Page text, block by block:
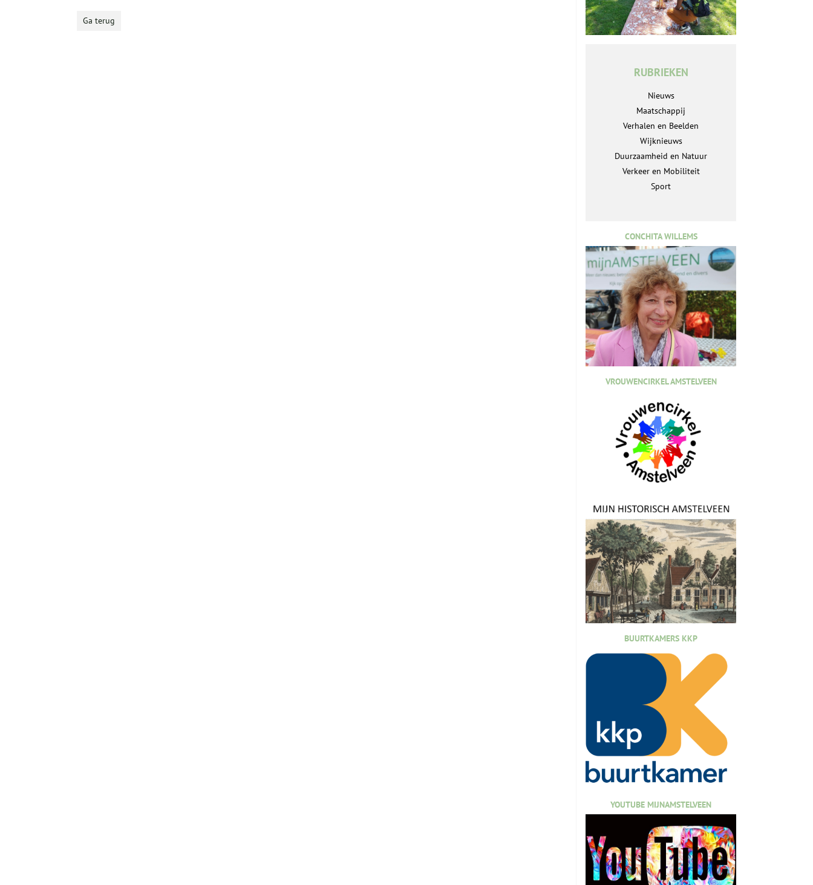
Ga terug
RUBRIEKEN
Nieuws
Maatschappij
Verhalen en Beelden
Wijknieuws
Duurzaamheid en Natuur
Verkeer en Mobiliteit
Sport
CONCHITA WILLEMS
VROUWENCIRKEL AMSTELVEEN
BUURTKAMERS KKP
YOUTUBE MIJNAMSTELVEEN